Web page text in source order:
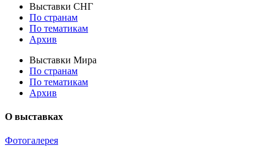
Выставки СНГ
По странам
По тематикам
Архив
Выставки Мира
По странам
По тематикам
Архив
О выставках
Фотогалерея